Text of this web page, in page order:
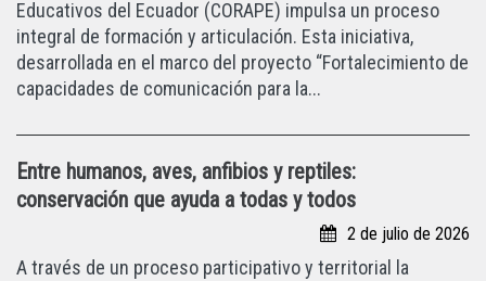
Educativos del Ecuador (CORAPE) impulsa un proceso
integral de formación y articulación. Esta iniciativa,
desarrollada en el marco del proyecto “Fortalecimiento de
capacidades de comunicación para la...
Entre humanos, aves, anfibios y reptiles:
conservación que ayuda a todas y todos
2 de julio de 2026
A través de un proceso participativo y territorial la